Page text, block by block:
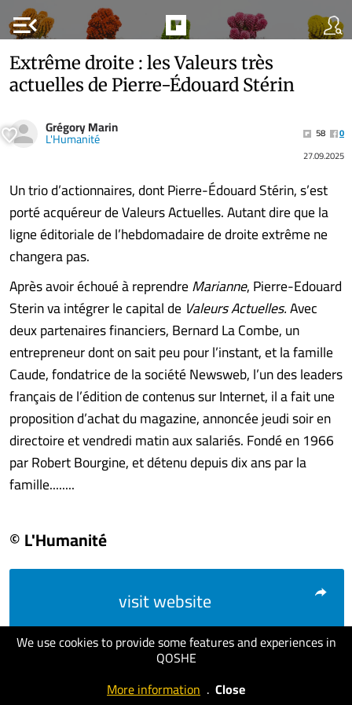
menu_open
We use cookies to provide some features and experiences in
QOSHE
More information . Close
Extrême droite : les Valeurs très
actuelles de Pierre-Édouard Stérin
Grégory Marin
L'Humanité 58
0
27.09.2025
Un trio d’actionnaires, dont Pierre-Édouard Stérin, s’est
porté acquéreur de Valeurs Actuelles. Autant dire que la
ligne éditoriale de l’hebdomadaire de droite extrême ne
changera pas.
Après avoir échoué à reprendreMarianne, Pierre-Edouard
Sterin va intégrer le capital de Valeurs Actuelles.Avec
deux partenaires financiers, Bernard La Combe, un
entrepreneur dont on sait peu pour l’instant, et la famille
Caude, fondatrice de la société Newsweb, l’un des leaders
français de l’édition de contenus sur Internet, il a fait une
proposition d’achat du magazine, annoncée jeudi soir en
directoire et vendredi matin aux salariés. Fondé en 1966
par Robert Bourgine, et détenu depuis dix ans par la
famille........
© L'Humanité
visit website